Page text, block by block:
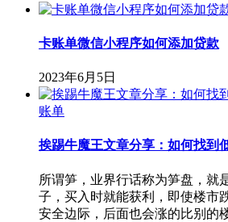
卡账单微信小程序如何添加贷款
2023年6月5日
账单
挨踢牛魔王文章分享：如何找到
所谓笋，业界行话称为笋盘，就
子，买入时就能获利，即使楼市
安全边际，后面也会涨的比别的